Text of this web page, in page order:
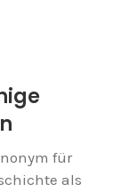
für
als